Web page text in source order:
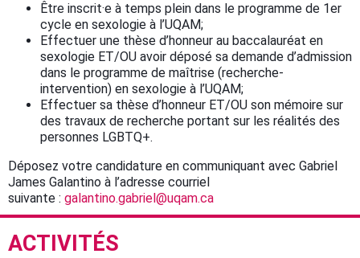
Être inscrit·e à temps plein dans le programme de 1er
cycle en sexologie à l’UQAM;
Effectuer une thèse d’honneur au baccalauréat en
sexologie ET/OU avoir déposé sa demande d’admission
dans le programme de maîtrise (recherche-
intervention) en sexologie à l’UQAM;
Effectuer sa thèse d’honneur ET/OU son mémoire sur
des travaux de recherche portant sur les réalités des
personnes LGBTQ+.
Déposez votre candidature en communiquant avec Gabriel
James Galantino à l’adresse courriel
suivante : galantino.gabriel@uqam.ca
ACTIVITÉS